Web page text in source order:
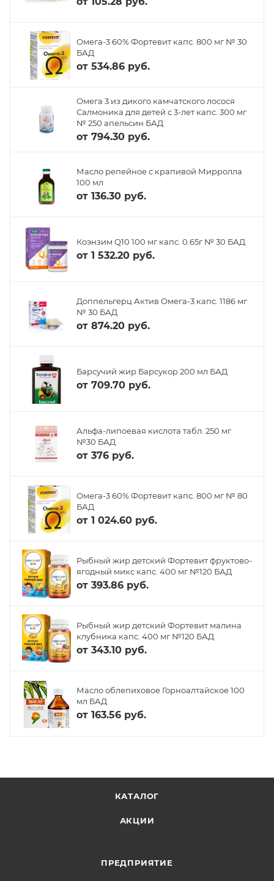
Омега-3 60% Фортевит капс. 800 мг № 30
БАД
от 534.86 руб.
Омега 3 из дикого камчатского лосося
Салмоника для детей с 3-лет капс. 300 мг
№ 250 апельсин БАД
от 794.30 руб.
Масло репейное с крапивой Мирролла
100 мл
от 136.30 руб.
Коэнзим Q10 100 мг капс. 0.65г № 30 БАД
от 1 532.20 руб.
Доппельгерц Актив Омега-3 капс. 1186 мг
№ 30 БАД
от 874.20 руб.
Барсучий жир Барсукор 200 мл БАД
от 709.70 руб.
Альфа-липоевая кислота табл. 250 мг
№30 БАД
от 376 руб.
Омега-3 60% Фортевит капс. 800 мг № 80
БАД
от 1 024.60 руб.
Рыбный жир детский Фортевит фруктово-
ягодный микс капс. 400 мг №120 БАД
от 393.86 руб.
Рыбный жир детский Фортевит малина
клубника капс. 400 мг №120 БАД
от 343.10 руб.
Масло облепиховое Горноалтайское 100
мл БАД
от 163.56 руб.
КАТАЛОГ
АКЦИИ
ПРЕДПРИЯТИЕ